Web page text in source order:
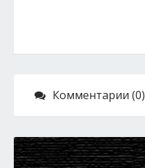
Комментарии (0)